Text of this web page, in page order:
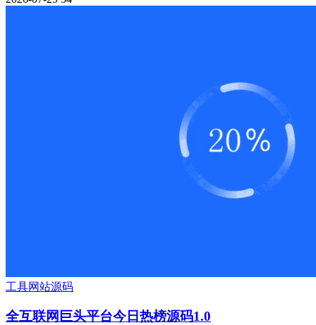
工具网站源码
全互联网巨头平台今日热榜源码1.0